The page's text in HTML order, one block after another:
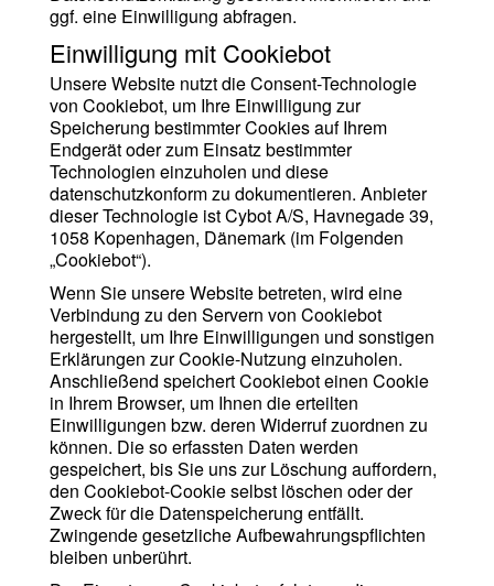
ggf. eine Einwilligung abfragen.
Einwilligung mit Cookiebot
Unsere Website nutzt die Consent-Technologie
von Cookiebot, um Ihre Einwilligung zur
Speicherung bestimmter Cookies auf Ihrem
Endgerät oder zum Einsatz bestimmter
Technologien einzuholen und diese
datenschutzkonform zu dokumentieren. Anbieter
dieser Technologie ist Cybot A/S, Havnegade 39,
1058 Kopenhagen, Dänemark (im Folgenden
„Cookiebot“).
Wenn Sie unsere Website betreten, wird eine
Verbindung zu den Servern von Cookiebot
hergestellt, um Ihre Einwilligungen und sonstigen
Erklärungen zur Cookie-Nutzung einzuholen.
Anschließend speichert Cookiebot einen Cookie
in Ihrem Browser, um Ihnen die erteilten
Einwilligungen bzw. deren Widerruf zuordnen zu
können. Die so erfassten Daten werden
gespeichert, bis Sie uns zur Löschung auffordern,
den Cookiebot-Cookie selbst löschen oder der
Zweck für die Datenspeicherung entfällt.
Zwingende gesetzliche Aufbewahrungspflichten
bleiben unberührt.